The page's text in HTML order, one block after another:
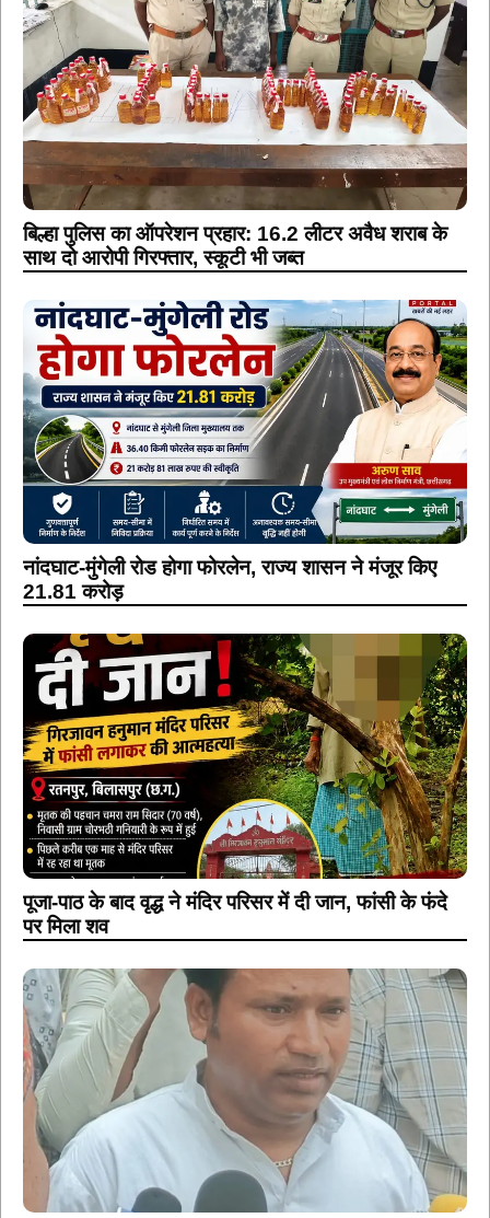
बिल्हा पुलिस का ऑपरेशन प्रहार: 16.2 लीटर अवैध शराब के
साथ दो आरोपी गिरफ्तार, स्कूटी भी जब्त
नांदघाट-मुंगेली रोड होगा फोरलेन, राज्य शासन ने मंजूर किए
21.81 करोड़
पूजा-पाठ के बाद वृद्ध ने मंदिर परिसर में दी जान, फांसी के फंदे
पर मिला शव
बड़ी खबर: — सोमवार को देंगे कलेक्टर को ज्ञापन :- बिहारी
सिंह टोडर